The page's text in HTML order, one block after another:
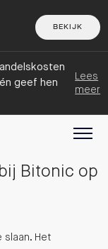
BEKIJK
geef hen
Lees
meer
Bitonic op
Het